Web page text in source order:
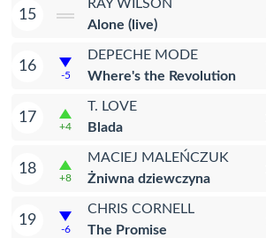
15
RAY WILSON
Alone (live)
16
-5
DEPECHE MODE
Where's the Revolution
17
+4
T. LOVE
Blada
18
+8
MACIEJ MALEŃCZUK
Żniwna dziewczyna
19
-6
CHRIS CORNELL
The Promise